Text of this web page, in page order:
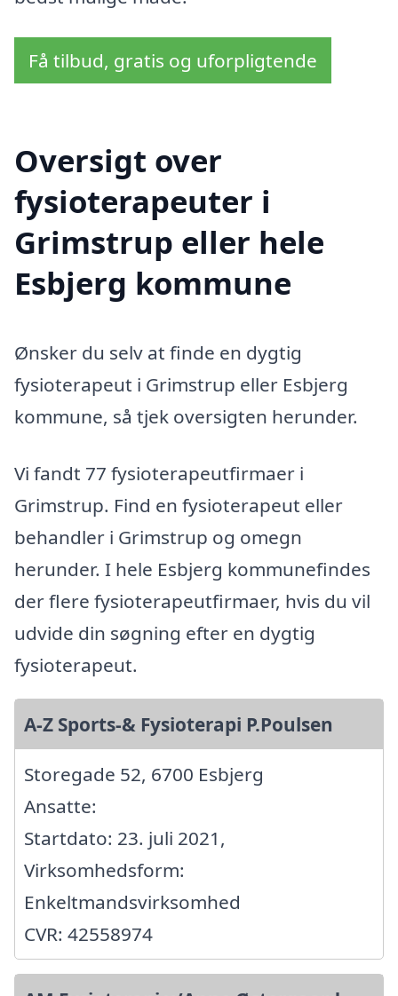
Få tilbud, gratis og uforpligtende
Oversigt over
fysioterapeuter i
Grimstrup eller hele
Esbjerg kommune
Ønsker du selv at finde en dygtig
fysioterapeut i Grimstrup eller Esbjerg
kommune, så tjek oversigten herunder.
Vi fandt 77 fysioterapeutfirmaer i
Grimstrup. Find en fysioterapeut eller
behandler i Grimstrup og omegn
herunder. I hele Esbjerg kommunefindes
der flere fysioterapeutfirmaer, hvis du vil
udvide din søgning efter en dygtig
fysioterapeut.
A-Z Sports-& Fysioterapi P.Poulsen
Storegade 52, 6700 Esbjerg
Ansatte:
Startdato: 23. juli 2021,
Virksomhedsform:
Enkeltmandsvirksomhed
CVR: 42558974